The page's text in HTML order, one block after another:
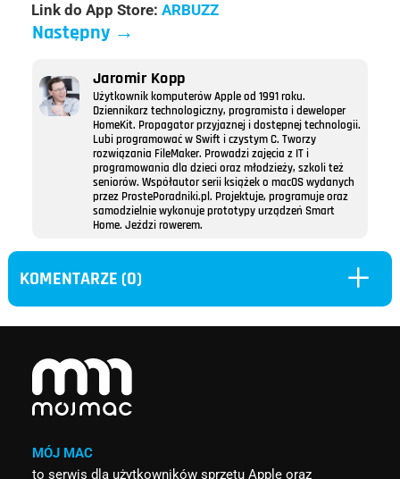
Link do App Store: ARBUZZ
Następny→
Jaromir Kopp
Użytkownik komputerów Apple od 1991 roku.
Dziennikarz technologiczny, programista i deweloper
HomeKit. Propagator przyjaznej i dostępnej technologii.
Lubi programować w Swift i czystym C. Tworzy
rozwiązania FileMaker. Prowadzi zajęcia z IT i
programowania dla dzieci oraz młodzieży, szkoli też
seniorów. Współautor serii książek o macOS wydanych
przez ProstePoradniki.pl. Projektuje, programuje oraz
samodzielnie wykonuje prototypy urządzeń Smart
Home. Jeździ rowerem.
KOMENTARZE (0) L
MÓJ MAC
to serwis dla użytkowników sprzętu Apple oraz